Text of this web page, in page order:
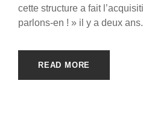
cette structure a fait
parlons-en ! » il y a deux ans.
READ MORE